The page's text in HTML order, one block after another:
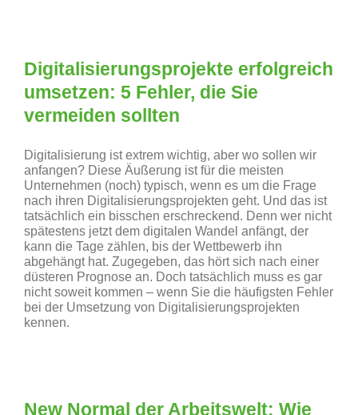
Digitalisierungsprojekte erfolgreich
umsetzen: 5 Fehler, die Sie
vermeiden sollten
Digitalisierung ist extrem wichtig, aber wo sollen wir
anfangen? Diese Äußerung ist für die meisten
Unternehmen (noch) typisch, wenn es um die Frage
nach ihren Digitalisierungsprojekten geht. Und das ist
tatsächlich ein bisschen erschreckend. Denn wer nicht
spätestens jetzt dem digitalen Wandel anfängt, der
kann die Tage zählen, bis der Wettbewerb ihn
abgehängt hat. Zugegeben, das hört sich nach einer
düsteren Prognose an. Doch tatsächlich muss es gar
nicht soweit kommen – wenn Sie die häufigsten Fehler
bei der Umsetzung von Digitalisierungsprojekten
kennen.
New Normal der Arbeitswelt: Wie